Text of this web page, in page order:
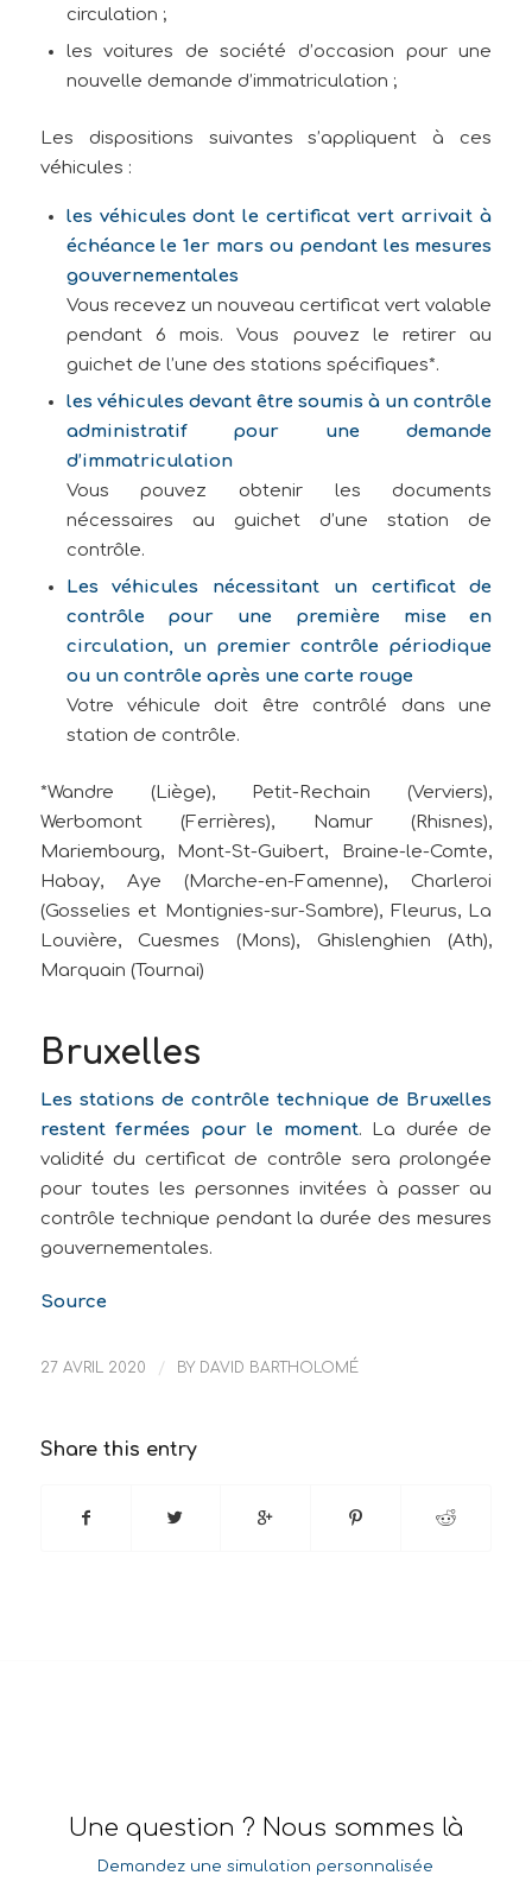
circulation ;
les voitures de société d’occasion pour une
nouvelle demande d’immatriculation ;
Les dispositions suivantes s’appliquent à ces
véhicules :
les véhicules dont le certificat vert arrivait à
échéance le 1er mars ou pendant les mesures
gouvernementales
Vous recevez un nouveau certificat vert valable
pendant 6 mois. Vous pouvez le retirer au
guichet de l’une des stations spécifiques*.
les véhicules devant être soumis à un contrôle
administratif pour une demande
d’immatriculation
Vous pouvez obtenir les documents
nécessaires au guichet d’une station de
contrôle.
Les véhicules nécessitant un certificat de
contrôle pour une première mise en
circulation, un premier contrôle périodique
ou un contrôle après une carte rouge
Votre véhicule doit être contrôlé dans une
station de contrôle.
*Wandre (Liège), Petit-Rechain (Verviers),
Werbomont (Ferrières), Namur (Rhisnes),
Mariembourg, Mont-St-Guibert, Braine-le-Comte,
Habay, Aye (Marche-en-Famenne), Charleroi
(Gosselies et Montignies-sur-Sambre), Fleurus, La
Louvière, Cuesmes (Mons), Ghislenghien (Ath),
Marquain (Tournai)
Bruxelles
Les stations de contrôle technique de Bruxelles
restent fermées pour le moment. La durée de
validité du certificat de contrôle sera prolongée
pour toutes les personnes invitées à passer au
contrôle technique pendant la durée des mesures
gouvernementales.
Source
27 AVRIL 2020 / BY DAVID BARTHOLOMÉ
Share this entry
Une question ? Nous sommes là
Demandez une simulation personnalisée